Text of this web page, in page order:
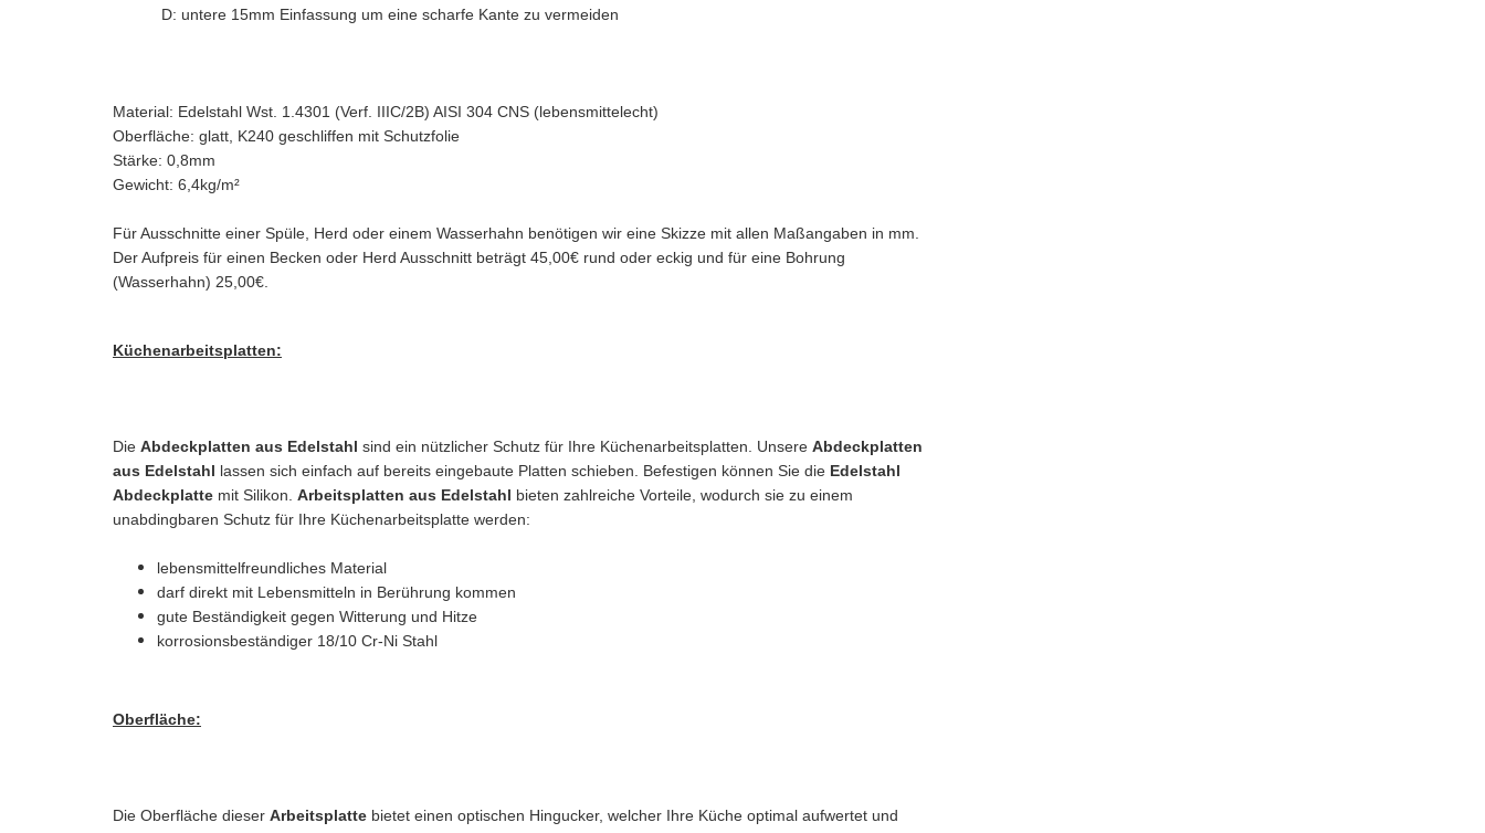
D: untere 15mm Einfassung um eine scharfe Kante zu vermeiden
Material: Edelstahl Wst. 1.4301 (Verf. IIIC/2B) AISI 304 CNS (lebensmittelecht)
Oberfläche: glatt, K240 geschliffen mit Schutzfolie
Stärke: 0,8mm
Gewicht: 6,4kg/m²
Für Ausschnitte einer Spüle, Herd oder einem Wasserhahn benötigen wir eine Skizze mit allen Maßangaben in mm.
Der Aufpreis für einen Becken oder Herd Ausschnitt beträgt 45,00€ rund oder eckig und für eine Bohrung
(Wasserhahn) 25,00€.
Küchenarbeitsplatten:
Die Abdeckplatten aus Edelstahl sind ein nützlicher Schutz für Ihre Küchenarbeitsplatten. Unsere Abdeckplatten
aus Edelstahl lassen sich einfach auf bereits eingebaute Platten schieben. Befestigen können Sie die Edelstahl
Abdeckplatte mit Silikon. Arbeitsplatten aus Edelstahl bieten zahlreiche Vorteile, wodurch sie zu einem
unabdingbaren Schutz für Ihre Küchenarbeitsplatte werden:
lebensmittelfreundliches Material
darf direkt mit Lebensmitteln in Berührung kommen
gute Beständigkeit gegen Witterung und Hitze
korrosionsbeständiger 18/10 Cr-Ni Stahl
Oberfläche:
Die Oberfläche dieser Arbeitsplatte bietet einen optischen Hingucker, welcher Ihre Küche optimal aufwertet und